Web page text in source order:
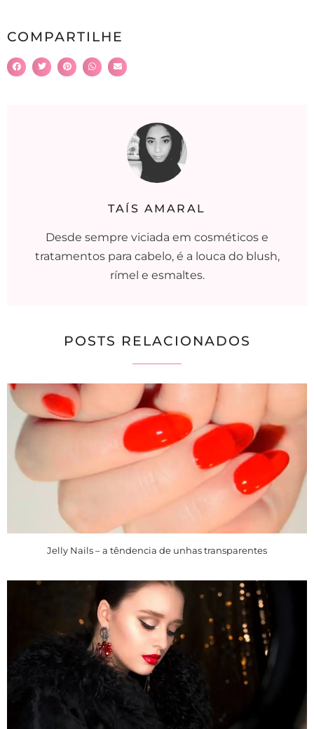
COMPARTILHE
TAÍS AMARAL
Desde sempre viciada em cosméticos e
tratamentos para cabelo, é a louca do blush,
rímel e esmaltes.
POSTS RELACIONADOS
Jelly Nails – a têndencia de unhas transparentes